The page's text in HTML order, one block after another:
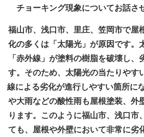
チョーキング現象についてお話さ
福山市、浅口市、里庄、笠岡市で屋
化の多くは「太陽光」が原因です。
「赤外線」が塗料の樹脂を破壊し、
す。そのため、太陽光の当たりやす
線による劣化が進行しやすい箇所に
や大雨などの酸性雨も屋根塗装、外
ります。このように福山市、浅口市
ても、屋根や外壁において非常に劣